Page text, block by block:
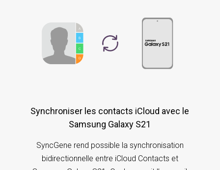
Synchroniser les contacts iCloud avec le
Samsung Galaxy S21
SyncGene rend possible la synchronisation
bidirectionnelle entre iCloud Contacts et